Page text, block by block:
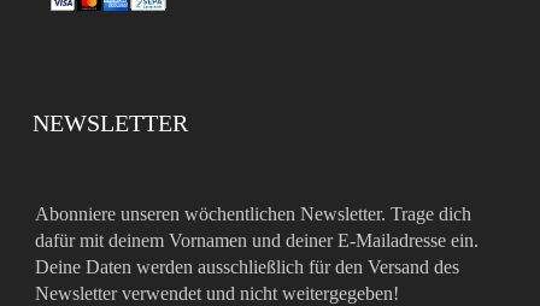
NEWSLETTER
Abonniere unseren wöchentlichen Newsletter. Trage dich
dafür mit deinem Vornamen und deiner E-Mailadresse ein.
Deine Daten werden ausschließlich für den Versand des
Newsletter verwendet und nicht weitergegeben!